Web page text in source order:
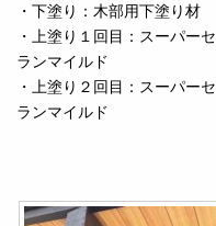
・下塗り：木部用下塗り材
・上塗り１回目：スーパーセ
ランマイルド
・上塗り２回目：スーパーセ
ランマイルド